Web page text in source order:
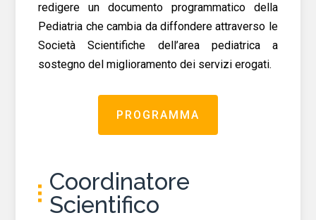
redigere un documento programmatico della
Pediatria che cambia da diffondere attraverso le
Società Scientifiche dell’area pediatrica a
sostegno del miglioramento dei servizi erogati.
PROGRAMMA
Coordinatore
Scientifico